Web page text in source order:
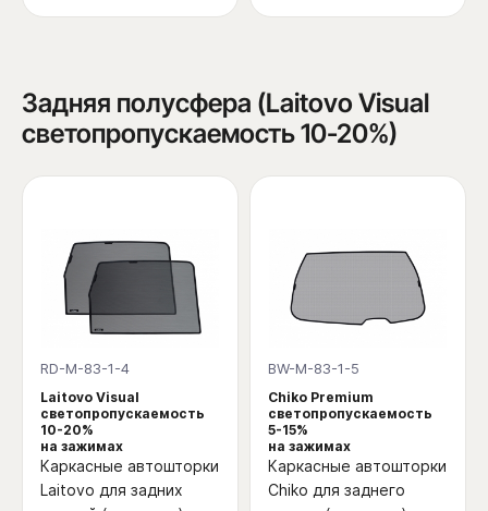
Задняя полусфера (Laitovo Visual
светопропускаемость 10-20%)
RD-M-83-1-4
Laitovo Visual
светопропускаемость
10-20%
на зажимах
Каркасные автошторки
Laitovo для задних
BW-M-83-1-5
Chiko Premium
светопропускаемость
5-15%
на зажимах
Каркасные автошторки
Chiko для заднего